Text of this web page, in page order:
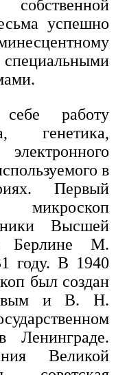
успешно
себе работу
генетика,
в
Первый
Высшей
Берлине М.
году. В 1940
был создан
и В. Н.
Ленинграде.
Великой